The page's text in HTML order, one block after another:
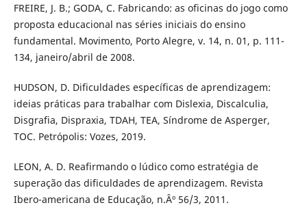
FREIRE, J. B.; GODA, C. Fabricando: as oficinas do jogo como
proposta educacional nas séries iniciais do ensino
fundamental. Movimento, Porto Alegre, v. 14, n. 01, p. 111-
134, janeiro/abril de 2008.
HUDSON, D. Dificuldades específicas de aprendizagem:
ideias práticas para trabalhar com Dislexia, Discalculia,
Disgrafia, Dispraxia, TDAH, TEA, Síndrome de Asperger,
TOC. Petrópolis: Vozes, 2019.
LEON, A. D. Reafirmando o lúdico como estratégia de
superação das dificuldades de aprendizagem. Revista
Ibero-americana de Educação, n.Âº 56/3, 2011.